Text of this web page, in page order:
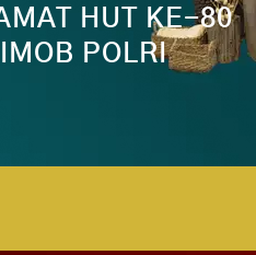
HUT KE-80
POLRI